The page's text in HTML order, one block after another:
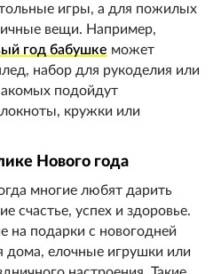
игры, а для пожилых
вещи. Например,
год бабушке может
набор для рукоделия или
подойдут
кружки или
Нового года
многие любят дарить
счастье, успех и здоровье.
на подарки с новогодней
дома, елочные игрушки или